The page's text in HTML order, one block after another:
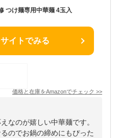
つけ麺専用中華麺 4玉入
イトでみる
価格と在庫をAmazonでチェック >>
なのが嬉しい中華麺です。
のでお鍋の締めにもぴった